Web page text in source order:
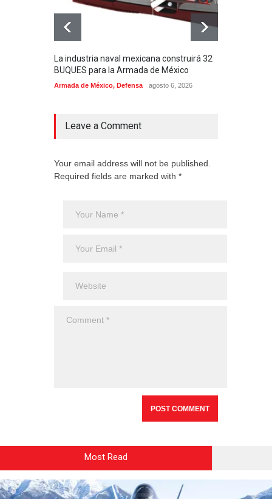
La industria naval mexicana construirá 32
BUQUES para la Armada de México
Armada de México, Defensa agosto 6, 2026
Leave a Comment
Your email address will not be published.
Required fields are marked with *
Most Read